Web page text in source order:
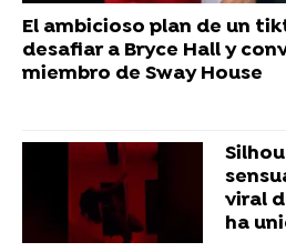
El ambicioso plan de un
desafiar a Bryce Hall y
miembro de Sway House
viral
ha